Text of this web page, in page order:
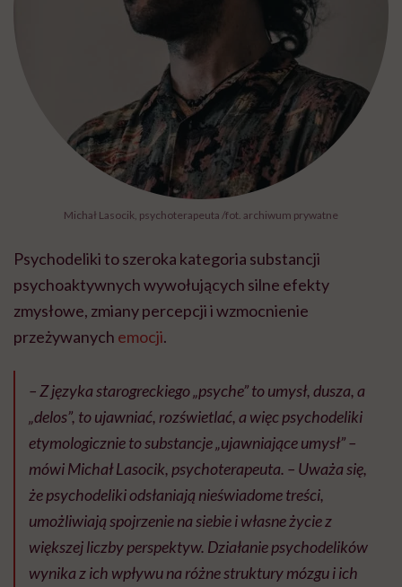
Michał Lasocik, psychoterapeuta /fot. archiwum prywatne
Psychodeliki to szeroka kategoria substancji
psychoaktywnych wywołujących silne efekty
zmysłowe, zmiany percepcji i wzmocnienie
przeżywanych emocji.
– Z języka starogreckiego „psyche” to umysł, dusza, a
„delos”, to ujawniać, rozświetlać, a więc psychodeliki
etymologicznie to substancje „ujawniające umysł” –
mówi Michał Lasocik, psychoterapeuta. – Uważa się,
że psychodeliki odsłaniają nieświadome treści,
umożliwiają spojrzenie na siebie i własne życie z
większej liczby perspektyw. Działanie psychodelików
wynika z ich wpływu na różne struktury mózgu i ich